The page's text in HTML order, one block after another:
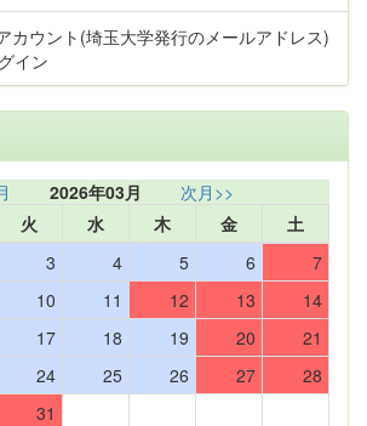
カウント(埼玉大学発行のメールアドレス)
イン
2026年03月
次月>>
火 水 木 金
土
3 4 5 6
7
10 11 12 13
14
17 18 19 20
21
24 25 26 27
28
31